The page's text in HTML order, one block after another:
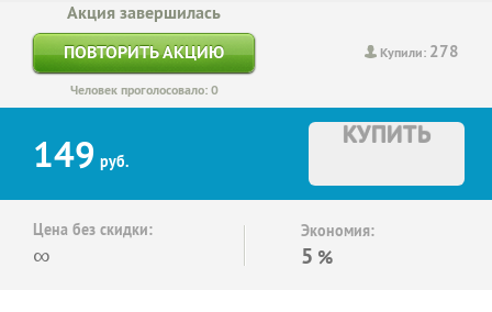
Купили: 278
Акция завершилась
ПОВТОРИТЬ АКЦИЮ
Человек проголосовало: 0
149 руб.
КУПИТЬ
Цена без скидки:
∞
Экономия:
5 %